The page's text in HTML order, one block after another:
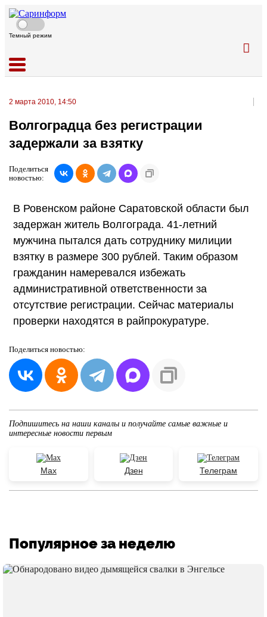
Темный режим
2 марта 2010, 14:50
Волгоградца без регистрации
задержали за взятку
Поделиться
новостью:
В Ровенском районе Саратовской области был
задержан житель Волгограда. 41-летний
мужчина пытался дать сотруднику милиции
взятку в размере 300 рублей. Таким образом
гражданин намеревался избежать
административной ответственности за
отсутствие регистрации. Сейчас материалы
проверки находятся в райпрокуратуре.
Поделиться новостью:
Подпишитесь на наши каналы и получайте самые важные и
интересные новости первым
Max Дзен Телеграм
Популярное за неделю